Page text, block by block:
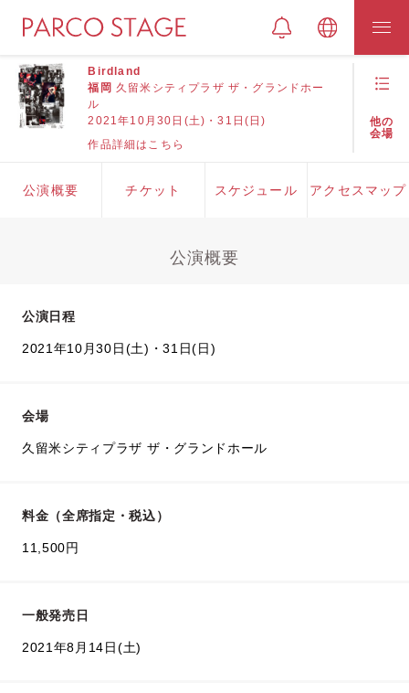
Birdland
福岡 久留米シティプラザ ザ・グランドホー
ル
2021年10月30日(土)・31日(日)
作品詳細はこちら
他の
会場
公演概要 チケット スケジュール アクセスマップ
公演概要
公演日程
2021年10月30日(土)・31日(日)
会場
久留米シティプラザ ザ・グランドホール
料金（全席指定・税込）
11,500円
一般発売日
2021年8月14日(土)